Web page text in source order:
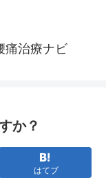
痛治療ナビ
か？
はてブ